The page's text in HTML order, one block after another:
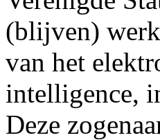
(blijven)
van het
intelligence,
Deze